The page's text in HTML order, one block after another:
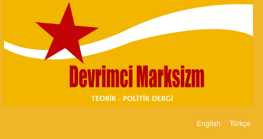
content
Marksizm
English Türkçe